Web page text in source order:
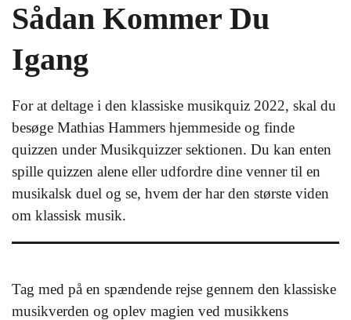
Sådan Kommer Du
Igang
For at deltage i den klassiske musikquiz 2022, skal du
besøge Mathias Hammers hjemmeside og finde
quizzen under Musikquizzer sektionen. Du kan enten
spille quizzen alene eller udfordre dine venner til en
musikalsk duel og se, hvem der har den største viden
om klassisk musik.
Tag med på en spændende rejse gennem den klassiske
musikverden og oplev magien ved musikkens